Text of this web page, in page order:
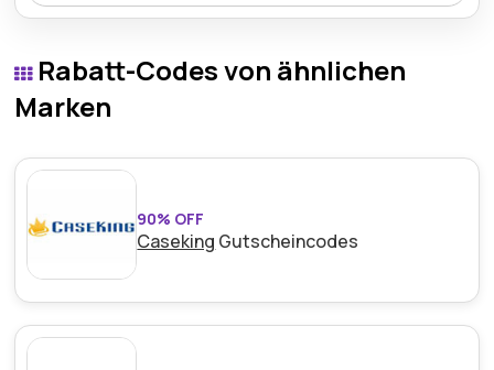
Gadgetlend bietet kostenlose Rücksendungen
Vertrauen einkaufen können, Artikel bei Bedarf
problemlos zurückgeben zu können.
Rabatt-Codes von ähnlichen
Marken
90% OFF
Caseking Gutscheincodes